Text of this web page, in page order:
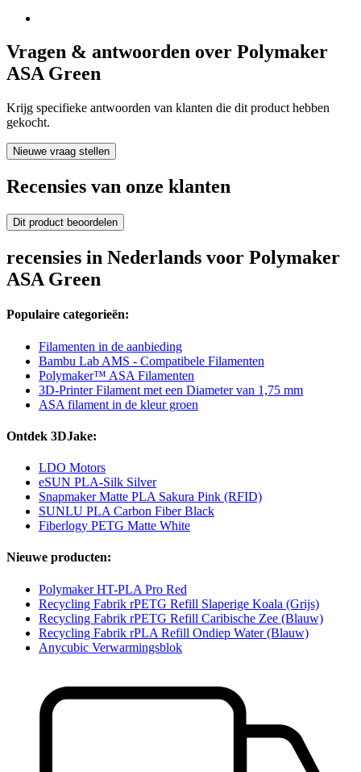
Vragen & antwoorden over Polymaker
ASA Green
Krijg specifieke antwoorden van klanten die dit product hebben
gekocht.
Nieuwe vraag stellen
Recensies van onze klanten
Dit product beoordelen
recensies in Nederlands voor Polymaker
ASA Green
Populaire categorieën:
Filamenten in de aanbieding
Bambu Lab AMS - Compatibele Filamenten
Polymaker™ ASA Filamenten
3D-Printer Filament met een Diameter van 1,75 mm
ASA filament in de kleur groen
Ontdek 3DJake:
LDO Motors
eSUN PLA-Silk Silver
Snapmaker Matte PLA Sakura Pink (RFID)
SUNLU PLA Carbon Fiber Black
Fiberlogy PETG Matte White
Nieuwe producten:
Polymaker HT-PLA Pro Red
Recycling Fabrik rPETG Refill Slaperige Koala (Grijs)
Recycling Fabrik rPETG Refill Caribische Zee (Blauw)
Recycling Fabrik rPLA Refill Ondiep Water (Blauw)
Anycubic Verwarmingsblok